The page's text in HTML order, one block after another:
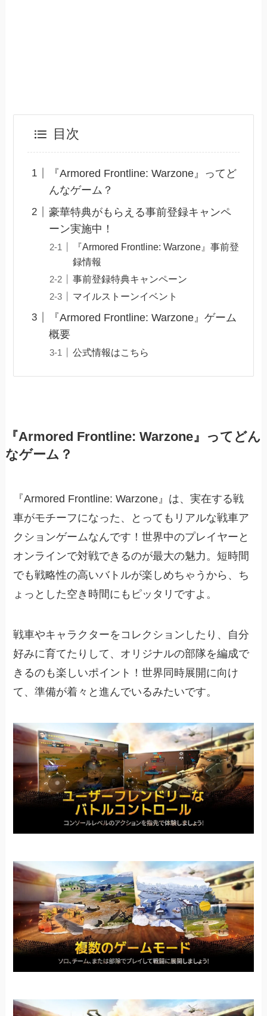
目次
『Armored Frontline: Warzone』ってど
んなゲーム？
豪華特典がもらえる事前登録キャンペ
ーン実施中！
『Armored Frontline: Warzone』事前登
録情報
事前登録特典キャンペーン
マイルストーンイベント
『Armored Frontline: Warzone』ゲーム
概要
公式情報はこちら
『Armored Frontline: Warzone』ってどん
なゲーム？
『Armored Frontline: Warzone』は、実在する戦
車がモチーフになった、とってもリアルな戦車ア
クションゲームなんです！世界中のプレイヤーと
オンラインで対戦できるのが最大の魅力。短時間
でも戦略性の高いバトルが楽しめちゃうから、ち
ょっとした空き時間にもピッタリですよ。
戦車やキャラクターをコレクションしたり、自分
好みに育てたりして、オリジナルの部隊を編成で
きるのも楽しいポイント！世界同時展開に向け
て、準備が着々と進んでいるみたいです。